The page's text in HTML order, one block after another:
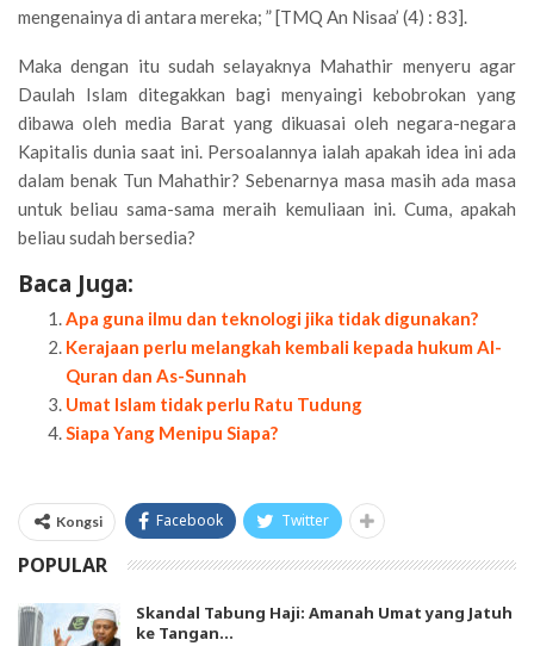
mengenainya di antara mereka; ” [TMQ An Nisaa’ (4) : 83].
Maka dengan itu sudah selayaknya Mahathir menyeru agar
Daulah Islam ditegakkan bagi menyaingi kebobrokan yang
dibawa oleh media Barat yang dikuasai oleh negara-negara
Kapitalis dunia saat ini. Persoalannya ialah apakah idea ini ada
dalam benak Tun Mahathir? Sebenarnya masa masih ada masa
untuk beliau sama-sama meraih kemuliaan ini. Cuma, apakah
beliau sudah bersedia?
Baca Juga:
Apa guna ilmu dan teknologi jika tidak digunakan?
Kerajaan perlu melangkah kembali kepada hukum Al-
Quran dan As-Sunnah
Umat Islam tidak perlu Ratu Tudung
Siapa Yang Menipu Siapa?
Kongsi Facebook Twitter
POPULAR
Skandal Tabung Haji: Amanah Umat yang Jatuh
ke Tangan…